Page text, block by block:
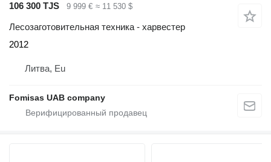
106 300 TJS
9 999 € ≈ 11 530 $
Лесозаготовительная техника - харвестер
2012
Литва, Eu
Fomisas UAB company